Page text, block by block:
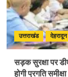
उत्तराखंड देहरादून
सड़क सुरक्षा पर
होगी प्रगति समीक्षा